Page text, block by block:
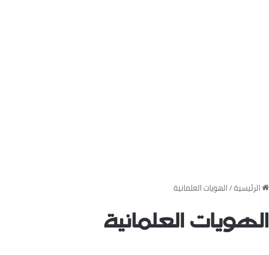
‏الرئيسية/الهويات العلمانية
الهويات العلمانية